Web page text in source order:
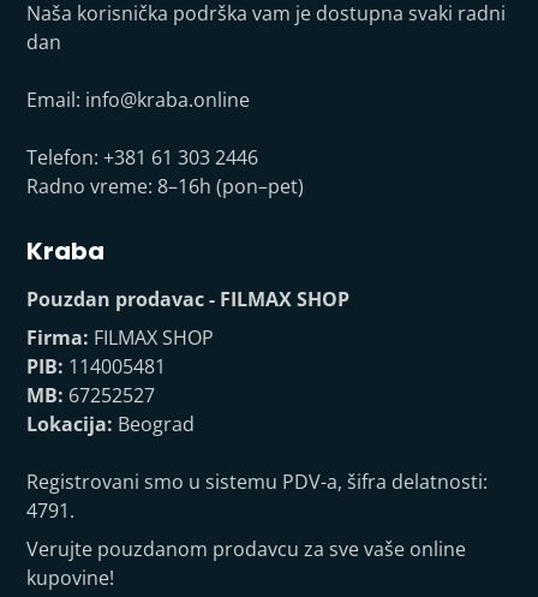
Naša korisnička podrška vam je dostupna svaki radni
dan
Email: info@kraba.online
Telefon: +381 61 303 2446
Radno vreme: 8–16h (pon–pet)
Kraba
Pouzdan prodavac - FILMAX SHOP
Firma: FILMAX SHOP
PIB: 114005481
MB: 67252527
Lokacija: Beograd
Registrovani smo u sistemu PDV-a, šifra delatnosti:
4791.
Verujte pouzdanom prodavcu za sve vaše online
kupovine!